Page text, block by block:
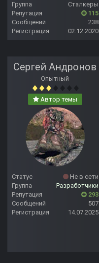
Группа
Сталкеры
Репутация
115
Сообщений
238
Регистрация
02.12.2020
Сергей Андронов
Опытный
Автор темы
Статус
Не в сети
Группа
Разработчики
Репутация
293
Сообщений
507
Регистрация
14.07.2025